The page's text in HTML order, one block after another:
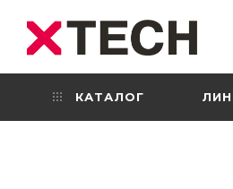
КАТАЛОГ